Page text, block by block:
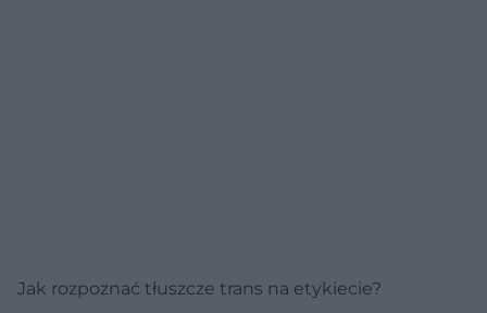
Jak rozpoznać tłuszcze trans na etykiecie?